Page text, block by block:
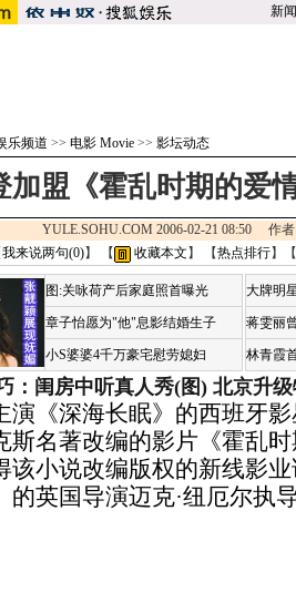
新闻
乐频道 >> 电影 Movie >> 影坛动态
加盟《霍乱时期的爱
YULE.SOHU.COM 2006-02-21 08:50
我来说两句(0)】 【 收藏本文 】 【热点排行】【
图:关咏荷产后家庭照首曝光
章子怡愿为"他"息影结婚生子
小S婆婆4千万豪宅慰劳媳妇
大牌明
蒋雯丽
林青霞
：闺房中听真人秀(图) 北京升
深海长眠》的西班牙影
斯名著改编的影片《霍乱
该小说改编版权的新线影
的英国导演迈克·纽厄尔执